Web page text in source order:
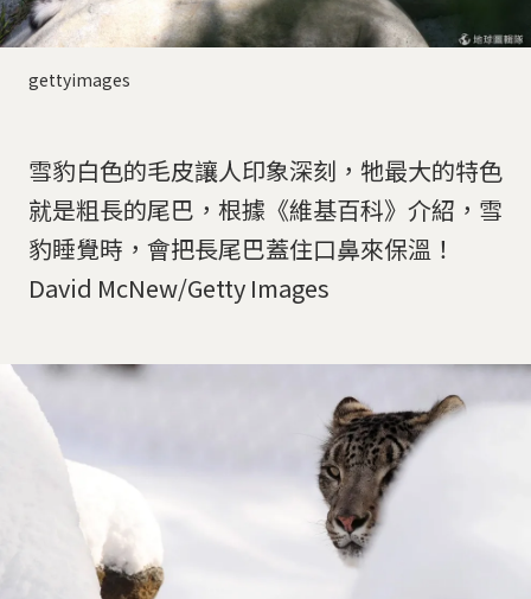
gettyimages
雪豹白色的毛皮讓人印象深刻，牠最大的特色
就是粗長的尾巴，根據《維基百科》介紹，雪
豹睡覺時，會把長尾巴蓋住口鼻來保溫！
David McNew/Getty Images